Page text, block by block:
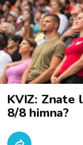
KVIZ: Znate
8/8 himna?